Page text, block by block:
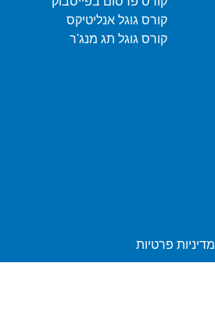
קורס גוגל אנליטיקס
קורס גוגל תג מנג'ר
מדיניות פרטיות